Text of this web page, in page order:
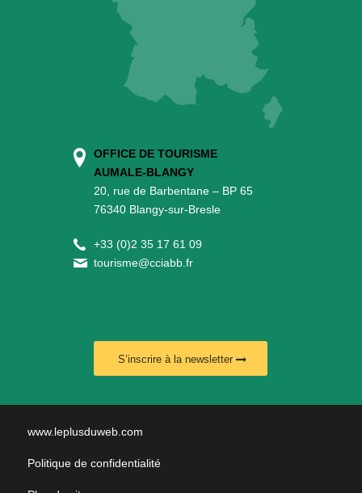
OFFICE DE TOURISME
AUMALE-BLANGY
20, rue de Barbentane – BP 65
76340 Blangy-sur-Bresle
+33 (0)2 35 17 61 09
tourisme@cciabb.fr
S’inscrire à la newsletter
www.leplusduweb.com
Politique de confidentialité